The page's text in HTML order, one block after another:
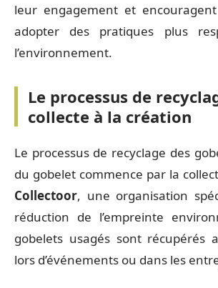
leur engagement et
adopter des pratiques plus
l’environnement.
Le processus de
collecte à la création
Le processus de recyclage des
du gobelet commence par la
Collectoor, une organisation
réduction de l’empreinte
gobelets usagés sont récupérés
lors d’événements ou dans les